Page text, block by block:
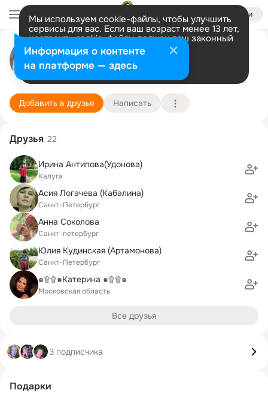
Войти
Мы используем cookie-файлы, чтобы улучшить
сервисы для вас. Если ваш возраст менее 13 лет,
настроить cookie-файлы должен ваш законный
представитель. Больше информации
Разрешить все Настроить
Светлана Гурьева
Санкт-Петербург
49 школа
Подробнее
Добавить в друзья Написать
Друзья 22
Ирина Антипова(Удонова)
Калуга
Асия Логачева (Кабалина)
Санкт-Петербург
Анна Соколова
Санкт-петербург
Юлия Кудинская (Артамонова)
Санкт-Петербург
๑۩۩๑Катерина ๑۩۩๑
Московская область
Все друзья
3 подписчика
Подарки
Информация о контенте
на платформе — здесь